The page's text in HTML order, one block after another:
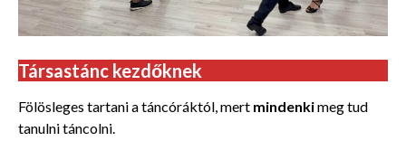
Társastánc kezdőknek
Fölösleges tartani a táncóráktól, mert mindenkimeg tud
tanulni táncolni.